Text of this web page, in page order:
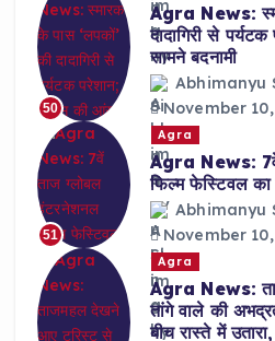
50
Agra News:
दादागिरी से
सामने बदनामी
Abhimanyu
November 10,
51
Agra
Agra News:
फिल्म फेस्टिवल का
Abhimanyu
November 10,
Agra
Agra News:
तांगे वाले की
बीच रास्ते में